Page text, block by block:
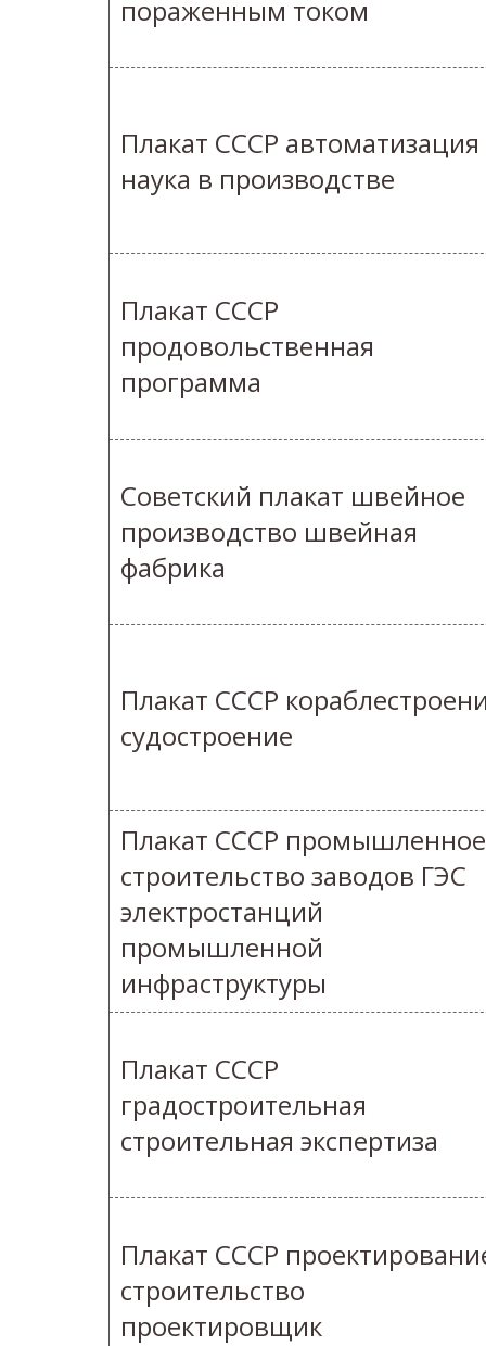
пораженным током
Плакат СССР
наука в производстве
Плакат СССР
продовольственная
программа
Советский плакат швейное
производство швейная
фабрика
Плакат СССР
судостроение
Плакат СССР промышленное
строительство заводов ГЭС
электростанций
промышленной
инфраструктуры
Плакат СССР
градостроительная
строительная экспертиза
Плакат СССР
строительство
проектировщик